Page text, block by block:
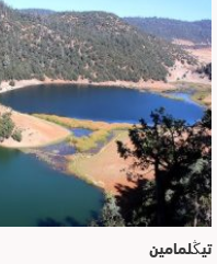
تيڭلمامين